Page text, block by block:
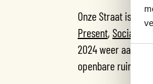
Onze Straat is
Present, Sociaal
2024 weer aan de
openbare ruimte,